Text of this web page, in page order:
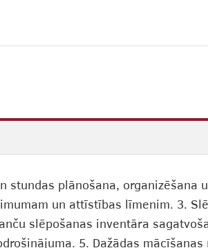
stundas plānošana,
un attīstības līmenim. 3.
slēpošanas inventāra
5. Dažādas